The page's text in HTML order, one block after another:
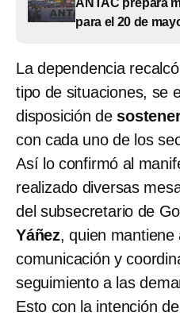
para el 20 de
La dependencia
tipo de situaciones, se
disposición de
con cada uno de los
Así lo confirmó al
realizado diversas
del subsecretario de
Yáñez, quien
comunicación y
seguimiento a las
Esto con la intención